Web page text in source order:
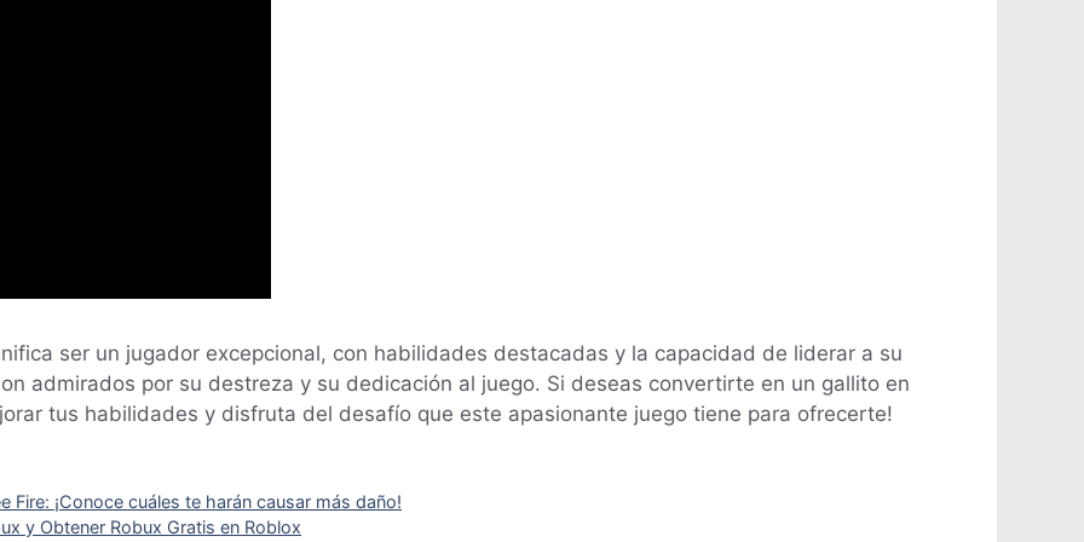
ser un jugador excepcional, con habilidades destacadas y la capacidad de liderar a su
admirados por su destreza y su dedicación al juego. Si deseas convertirte en un gallito en
tus habilidades y disfruta del desafío que este apasionante juego tiene para ofrecerte!
Fire: ¡Conoce cuáles te harán causar más daño!
y Obtener Robux Gratis en Roblox